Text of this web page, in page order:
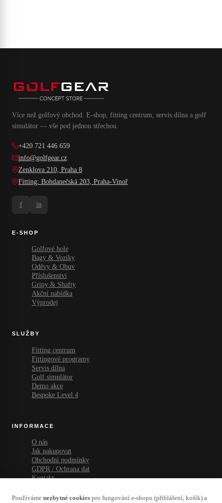
Používáme nezbytné cookies pro fungování e-shopu (přihlášení, košík) a
Více než golfový obchod. E-shop, fitting centrum, servis dílna a golf
simulátor — vše pod jednou střechou.
+420 721 446 659
info@golfgear.cz
Zenklova 210, Praha 8
Fitting: Bohdanečská 203, Praha-Vinoř
f in
E-SHOP
Golfové hole
Bagy & Vozíky
Oděvy & Obuv
Příslušenství
Gripy & Shafty
Akční nabídka
Výprodej
SLUŽBY
Fitting centrum
Fittingové programy
Servis dílna
Golf simulátor
Demo akce
Bespoke Level 4
INFORMACE
O nás
Jak nakupovat
Obchodní podmínky
GDPR / Ochrana dat
Kontakt